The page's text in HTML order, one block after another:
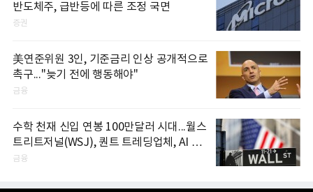
반도체주, 급반등에 따른 조정 국면
증권
美연준위원 3인, 기준금리 인상 공개적으로
촉구..."늦기 전에 행동해야"
금융
수학 천재 신입 연봉 100만달러 시대...월스
트리트저널(WSJ), 퀀트 트레딩업체, AI 기
업들 인재 확보 경쟁
금융